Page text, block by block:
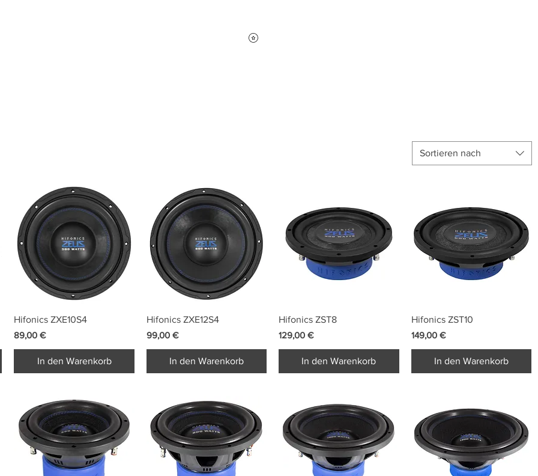
Sortieren nach
Schnellansicht
Hifonics ZXE10S4
Preis
89,00 €
In den Warenkorb
Schnellansicht
Hifonics ZXE12S4
Preis
99,00 €
In den Warenkorb
Schnellansicht
Hifonics ZST8
Preis
129,00 €
In den Warenkorb
Schnellansicht
Hifonics ZST10
Preis
149,00 €
In den Warenkorb